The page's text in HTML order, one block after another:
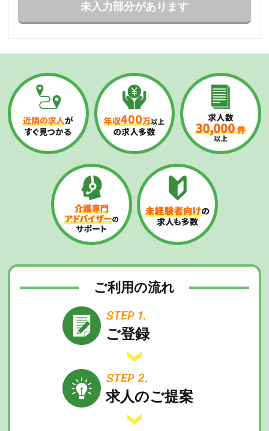
未入力部分があります
ご利用の流れ
STEP 1.
ご登録
STEP 2.
求人のご提案